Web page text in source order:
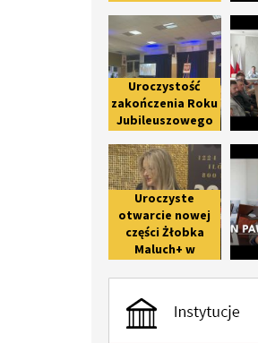
Iłowowi -
fotorelacja
Uroczystość
zakończenia Roku
Jubileuszowego
800-lecie pierwszej
wzmianki o Iłowie
Uroczyste
otwarcie nowej
części Żłobka
Maluch+ w
etapie
modernizacji